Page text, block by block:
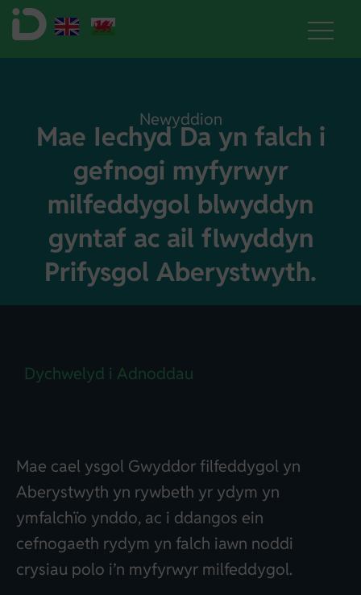
Newyddion
Mae Iechyd Da yn falch i
gefnogi myfyrwyr
milfeddygol blwyddyn
gyntaf ac ail flwyddyn
Prifysgol Aberystwyth.
Dychwelyd i Adnoddau
Mae cael ysgol Gwyddor filfeddygol yn
Aberystwyth yn rywbeth yr ydym yn
ymfalchïo ynddo, ac i ddangos ein
cefnogaeth rydym yn falch iawn noddi
crysiau polo i’n myfyrwyr milfeddygol.